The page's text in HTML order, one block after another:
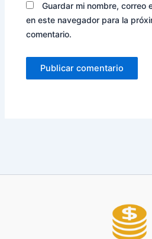
Guardar mi nombre, correo
en este navegador para la
comentario.